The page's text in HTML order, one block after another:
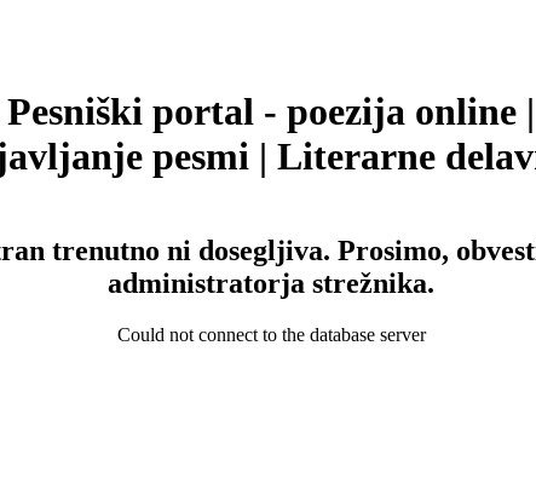
Pesniški portal - poezija online |
pesmi | Literarne
trenutno ni dosegljiva. Prosimo,
administratorja strežnika.
Could not connect to the database server